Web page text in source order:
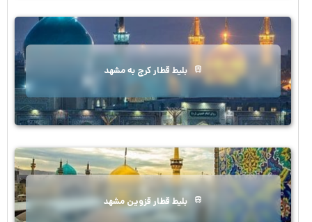
بلیط قطار کرج به مشهد
بلیط قطار قزوین مشهد